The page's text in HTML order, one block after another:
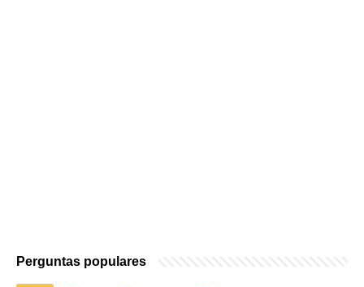
Perguntas populares